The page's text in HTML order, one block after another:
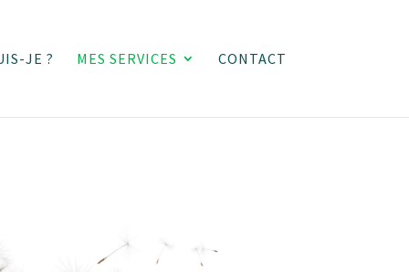
JE ? MES SERVICES CONTACT